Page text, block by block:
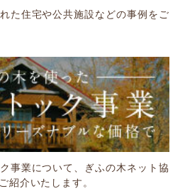
た住宅や公共施設などの事例をご
事業について、ぎふの木ネット協
紹介いたします。